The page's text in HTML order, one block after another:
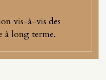
vis-à-vis des
à long terme.